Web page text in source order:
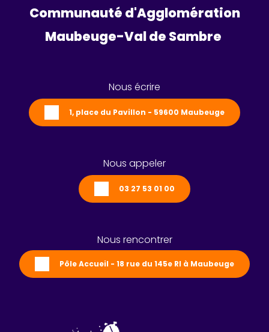
Communauté d'Agglomération
Maubeuge-Val de Sambre
Nous écrire
1, place du Pavillon - 59600 Maubeuge
Nous appeler
03 27 53 01 00
Nous rencontrer
Pôle Accueil - 18 rue du 145e RI à Maubeuge